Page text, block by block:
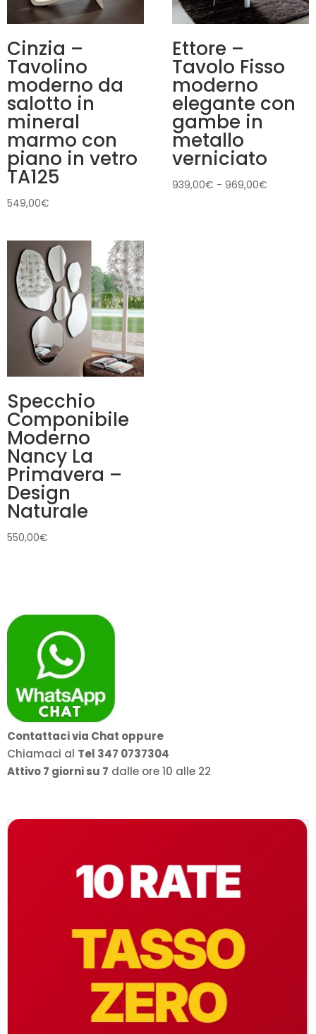
Cinzia –
Tavolino
moderno da
salotto in
mineral
marmo con
piano in vetro
TA125
549,00€
Ettore –
Tavolo Fisso
moderno
elegante con
gambe in
metallo
verniciato
939,00€ - 969,00€
Specchio
Componibile
Moderno
Nancy La
Primavera –
Design
Naturale
550,00€
Contattaci via Chat oppure
Chiamaci al Tel 347 0737304
Attivo 7 giorni su 7 dalle ore 10 alle 22